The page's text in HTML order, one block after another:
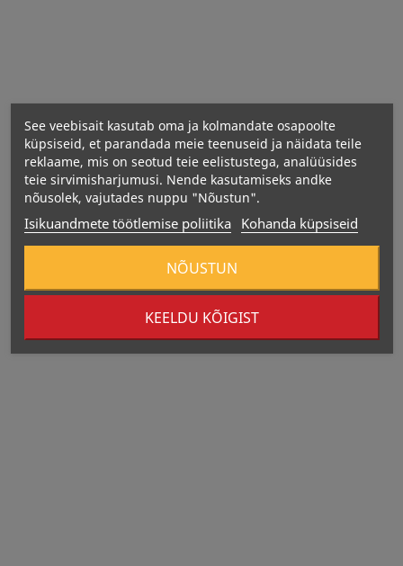
Toiteväärtused
See veebisait kasutab oma ja kolmandate osapoolte
küpsiseid, et parandada meie teenuseid ja näidata teile
reklaame, mis on seotud teie eelistustega, analüüsides
teie sirvimisharjumusi. Nende kasutamiseks andke
nõusolek, vajutades nuppu "Nõustun".
Isikuandmete töötlemise poliitika Kohanda küpsiseid
KEELDU KÕIGIST
NÕUSTUN